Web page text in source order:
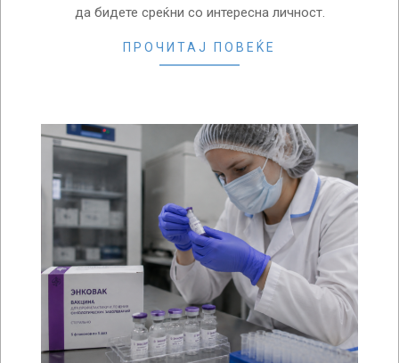
да бидете среќни со интересна личност.
ПРОЧИТАЈ ПОВЕЌЕ